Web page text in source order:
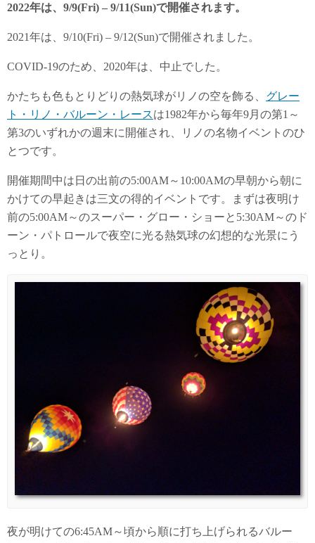
2022年は、9/9(Fri) – 9/11(Sun)で開催されます。
2021年は、9/10(Fri) – 9/12(Sun)で開催されました。
COVID-19のため、2020年は、中止でした。
かたちも色もとりどりの熱気球がリノの空を飾る、 グレー
ト・リノ・バルーン・レースは1982年から毎年9月の第1～
第3のいずれかの週末に開催され、リノの名物イベントのひ
とつです。
開催期間中は日の出前の5:00AM～10:00AMの早朝から朝に
かけての早起きは三文の得的イベントです。まずは夜明け
前の5:00AM～のスーパー・グロー・ショーと5:30AM～のド
ーン・パトロールで夜空に光る熱気球の幻想的な光景にう
っとり。
夜が明けての6:45AM～頃から順に打ち上げられるバルー